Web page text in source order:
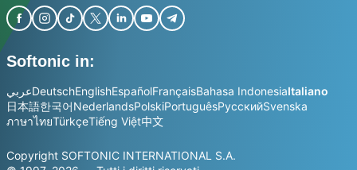
Softonic in:
عربيDeutschEnglishEspañolFrançaisBahasa IndonesiaItaliano
日本語한국어NederlandsPolskiPortuguêsРусскийSvenska
ภาษาไทยTürkçeTiếng Việt中文
Copyright SOFTONIC INTERNATIONAL S.A.